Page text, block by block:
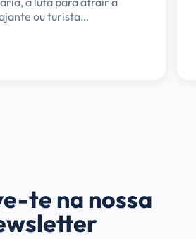
ou turista…
te na nossa